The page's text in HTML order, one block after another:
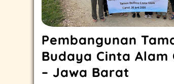
Pembangunan
Budaya Cinta Alam
– Jawa Barat